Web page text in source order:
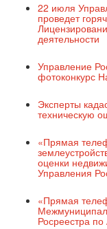
22 июля
проведет
деятельности
Управление
фотоконкурс
Эксперты
техническую
«Прямая
оценки
Управления
«Прямая
Росреестра